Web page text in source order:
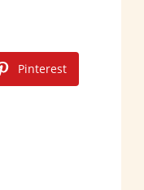
Pinterest